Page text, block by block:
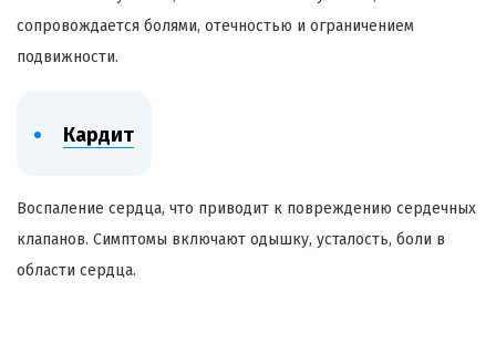
сопровождается болями, отечностью и ограничением
подвижности.
Кардит
Воспаление сердца, что приводит к повреждению сердечных
клапанов. Симптомы включают одышку, усталость, боли в
области сердца.